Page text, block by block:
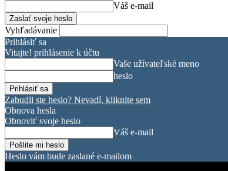
Váš e-mail
Vyhľadávanie
Prihlásiť sa
Vitajte! prihlásenie k účtu
Vaše užívateľské meno
heslo
Zabudli ste heslo? Nevadí, kliknite sem
Obnova hesla
Obnoviť svoje heslo
Váš e-mail
Heslo vám bude zaslané e-mailom